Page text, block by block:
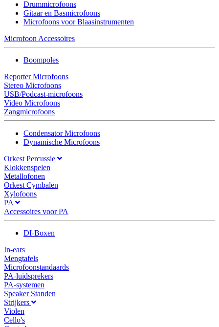
Drummicrofoons
Gitaar en Basmicrofoons
Microfoons voor Blaasinstrumenten
Microfoon Accessoires
Boompoles
Reporter Microfoons
Stereo Microfoons
USB/Podcast-microfoons
Video Microfoons
Zangmicrofoons
Condensator Microfoons
Dynamische Microfoons
Orkest Percussie
Klokkenspelen
Metallofonen
Orkest Cymbalen
Xylofoons
PA
Accessoires voor PA
DI-Boxen
In-ears
Mengtafels
Microfoonstandaards
PA-luidsprekers
PA-systemen
Speaker Standen
Strijkers
Violen
Cello's